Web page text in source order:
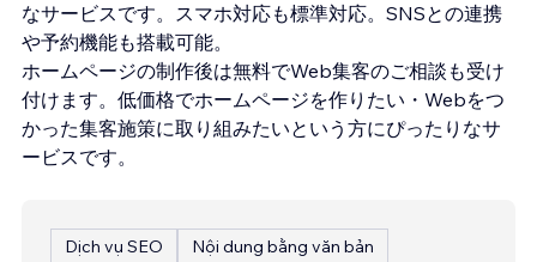
なサービスです。スマホ対応も標準対応。SNSとの連携
や予約機能も搭載可能。
ホームページの制作後は無料でWeb集客のご相談も受け
付けます。低価格でホームページを作りたい・Webをつ
かった集客施策に取り組みたいという方にぴったりなサ
ービスです。
Dịch vụ SEO
Nội dung bằng văn bản